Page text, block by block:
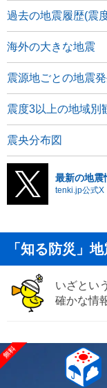
過去の地震履歴(震
海外の大きな地震
震源地ごとの地震
震度3以上の地域別
震央分布図
最新の地震
tenki.jp公式X
「知る防災」
いざとい
確かな情